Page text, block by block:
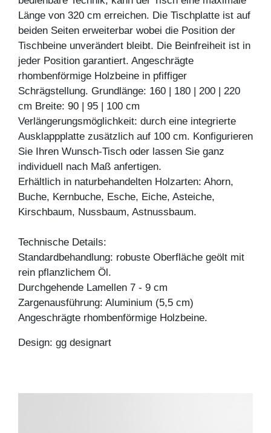
Länge von 320 cm erreichen. Die Tischplatte ist auf
beiden Seiten erweiterbar wobei die Position der
Tischbeine unverändert bleibt. Die Beinfreiheit ist in
jeder Position garantiert. Angeschrägte
rhombenförmige Holzbeine in pfiffiger
Schrägstellung. Grundlänge: 160 | 180 | 200 | 220
cm Breite: 90 | 95 | 100 cm
Verlängerungsmöglichkeit: durch eine integrierte
Ausklappplatte zusätzlich auf 100 cm. Konfigurieren
Sie Ihren Wunsch-Tisch oder lassen Sie ganz
individuell nach Maß anfertigen.
Erhältlich in naturbehandelten Holzarten: Ahorn,
Buche, Kernbuche, Esche, Eiche, Asteiche,
Kirschbaum, Nussbaum, Astnussbaum.
Technische Details:
Standardbehandlung: robuste Oberfläche geölt mit
rein pflanzlichem Öl.
Durchgehende Lamellen 7 - 9 cm
Zargenausführung: Aluminium (5,5 cm)
Angeschrägte rhombenförmige Holzbeine.
Design: gg designart